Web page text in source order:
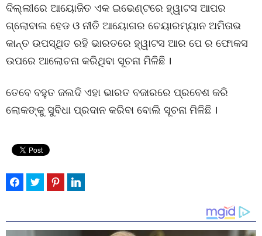
ଦିଲ୍ଲୀରେ ଆୟୋଜିତ ଏକ ଇଭେଣ୍ଟରେ ହ୍ୱାଟସ ଆପର
ଗ୍ଲୋବାଲ ହେଡ ଓ ନୀତି ଆୟୋଗର ଚେୟାରମ୍ୟାନ ଅମିତାଭ
କାନ୍ତ ଉପସ୍ଥିତ ରହି ଭାରତରେ ହ୍ୱାଟସ ଆର ପେ ର ଫୋକସ
ଉପରେ ଆଲୋଚନା କରିଥିବା ସୂଚନା ମିଳିଛି ।
ତେବେ ବହୁତ ଜଲଦି ଏହା ଭାରତ ବଜାରରେ ପ୍ରବେଶ କରି
ଲୋକଙ୍କୁ ସୁବିଧା ପ୍ରଦାନ କରିବା ବୋଲି ସୂଚନା ମିଳିଛି ।